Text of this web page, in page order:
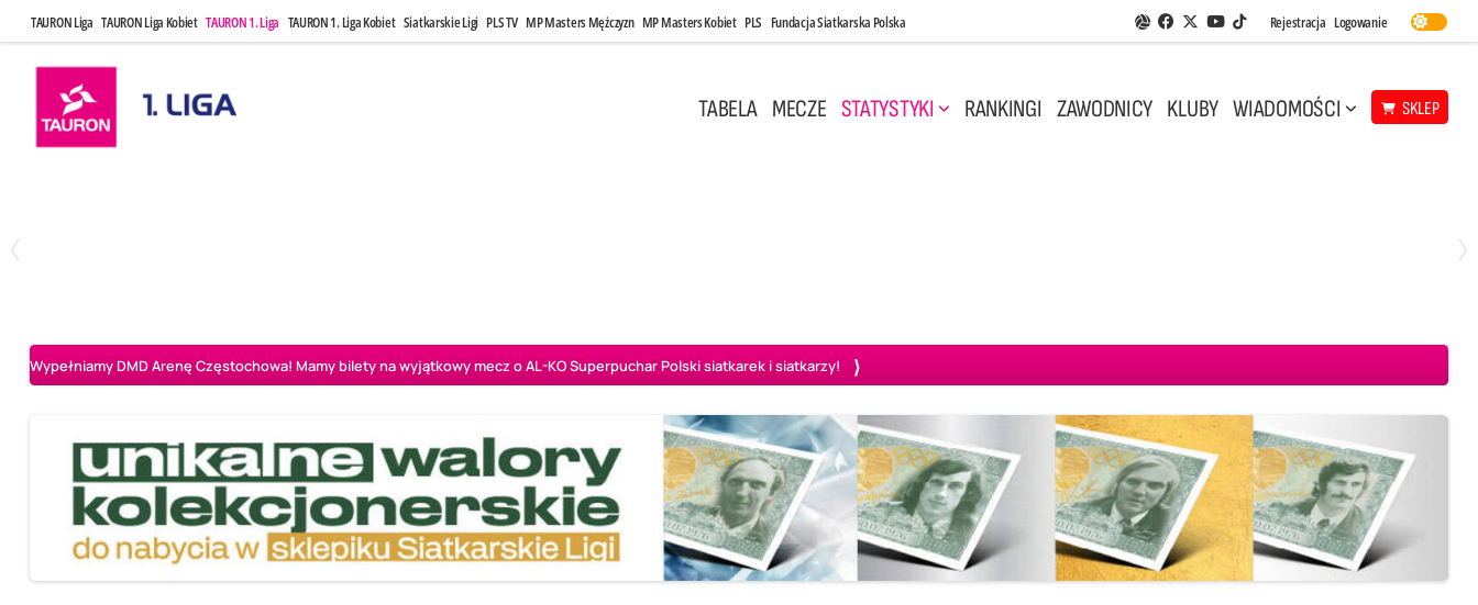
TAURON Liga TAURON Liga Kobiet TAURON 1. Liga TAURON 1. Liga Kobiet Siatkarskie Ligi PLS TV MP Masters Mężczyzn MP Masters Kobiet PLS Fundacja Siatkarska Polska Aplikacja Siatkarskie Ligi
Facebook
Twitter
Youtube
TikTok
Rejestracja Logowanie
TABELA MECZE STATYSTYKI RANKINGI ZAWODNICY KLUBY WIADOMOŚCI SKLEP
Wypełniamy DMD Arenę Częstochowa! Mamy bilety na wyjątkowy mecz o AL-KO Superpuchar Polski siatkarek i siatkarzy!